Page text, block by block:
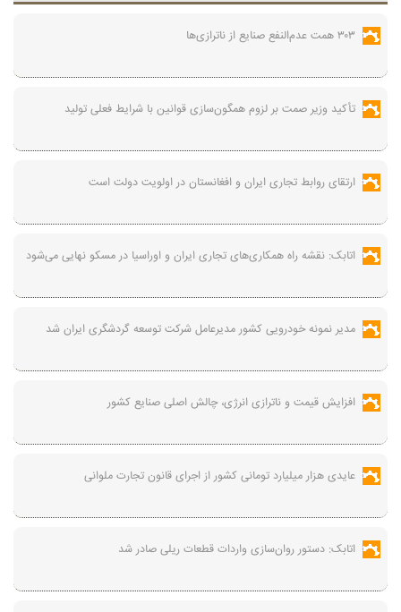
۳۰۳ همت عدم‌النفع صنایع از ناترازی‌ها
تأکید وزیر صمت بر لزوم همگون‌سازی قوانین با شرایط فعلی تولید
ارتقای روابط تجاری ایران و افغانستان در اولویت دولت است
اتابک: نقشه راه همکاری‌های تجاری ایران و اوراسیا در مسکو نهایی می‌شود
مدیر نمونه خودرویی کشور مدیرعامل شرکت توسعه گردشگری ایران شد
افزایش قیمت و ناترازی انرژی، چالش اصلی صنایع کشور
عایدی هزار میلیارد تومانی کشور از اجرای قانون تجارت ملوانی
اتابک: دستور روان‌سازی واردات قطعات ریلی صادر شد